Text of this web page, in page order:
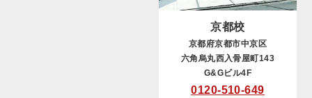
京都校
京都府京都市中京区
六角烏丸西入骨屋町143
G&Gビル4F
0120-510-649